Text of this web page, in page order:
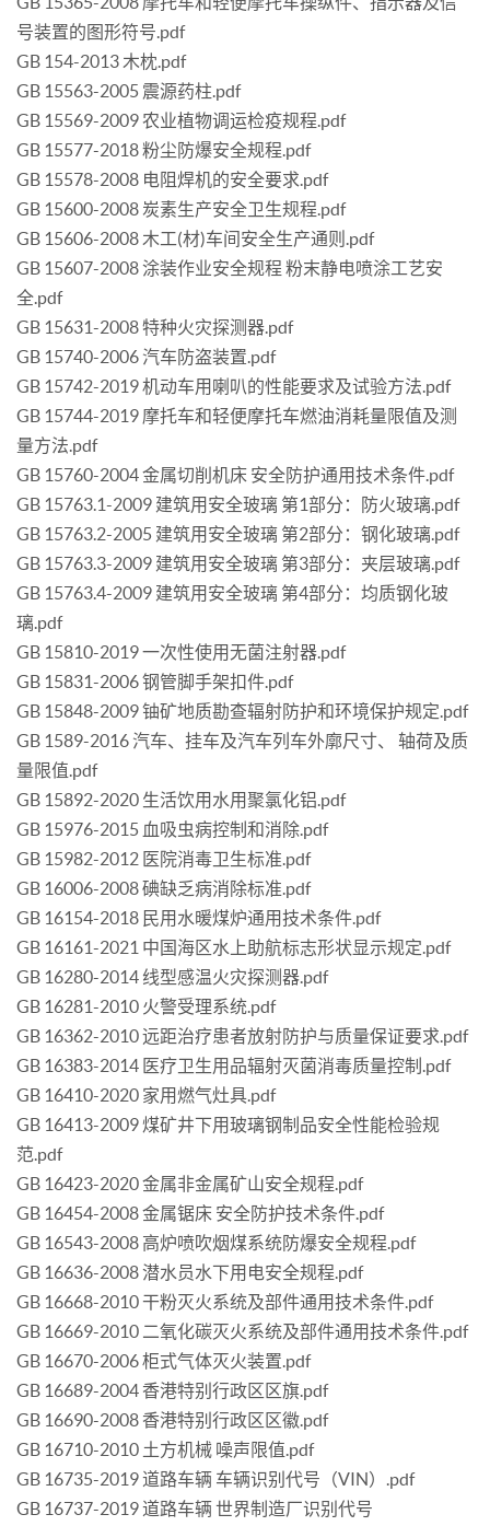
号装置的图形符号.pdf
GB 154-2013 木枕.pdf
GB 15563-2005 震源药柱.pdf
GB 15569-2009 农业植物调运检疫规程.pdf
GB 15577-2018 粉尘防爆安全规程.pdf
GB 15578-2008 电阻焊机的安全要求.pdf
GB 15600-2008 炭素生产安全卫生规程.pdf
GB 15606-2008 木工(材)车间安全生产通则.pdf
GB 15607-2008 涂装作业安全规程 粉末静电喷涂工艺安
全.pdf
GB 15631-2008 特种火灾探测器.pdf
GB 15740-2006 汽车防盗装置.pdf
GB 15742-2019 机动车用喇叭的性能要求及试验方法.pdf
GB 15744-2019 摩托车和轻便摩托车燃油消耗量限值及测
量方法.pdf
GB 15760-2004 金属切削机床 安全防护通用技术条件.pdf
GB 15763.1-2009 建筑用安全玻璃 第1部分：防火玻璃.pdf
GB 15763.2-2005 建筑用安全玻璃 第2部分：钢化玻璃.pdf
GB 15763.3-2009 建筑用安全玻璃 第3部分：夹层玻璃.pdf
GB 15763.4-2009 建筑用安全玻璃 第4部分：均质钢化玻
璃.pdf
GB 15810-2019 一次性使用无菌注射器.pdf
GB 15831-2006 钢管脚手架扣件.pdf
GB 15848-2009 铀矿地质勘查辐射防护和环境保护规定.pdf
GB 1589-2016 汽车、挂车及汽车列车外廓尺寸、 轴荷及质
量限值.pdf
GB 15892-2020 生活饮用水用聚氯化铝.pdf
GB 15976-2015 血吸虫病控制和消除.pdf
GB 15982-2012 医院消毒卫生标准.pdf
GB 16006-2008 碘缺乏病消除标准.pdf
GB 16154-2018 民用水暖煤炉通用技术条件.pdf
GB 16161-2021 中国海区水上助航标志形状显示规定.pdf
GB 16280-2014 线型感温火灾探测器.pdf
GB 16281-2010 火警受理系统.pdf
GB 16362-2010 远距治疗患者放射防护与质量保证要求.pdf
GB 16383-2014 医疗卫生用品辐射灭菌消毒质量控制.pdf
GB 16410-2020 家用燃气灶具.pdf
GB 16413-2009 煤矿井下用玻璃钢制品安全性能检验规
范.pdf
GB 16423-2020 金属非金属矿山安全规程.pdf
GB 16454-2008 金属锯床 安全防护技术条件.pdf
GB 16543-2008 高炉喷吹烟煤系统防爆安全规程.pdf
GB 16636-2008 潜水员水下用电安全规程.pdf
GB 16668-2010 干粉灭火系统及部件通用技术条件.pdf
GB 16669-2010 二氧化碳灭火系统及部件通用技术条件.pdf
GB 16670-2006 柜式气体灭火装置.pdf
GB 16689-2004 香港特别行政区区旗.pdf
GB 16690-2008 香港特别行政区区徽.pdf
GB 16710-2010 土方机械 噪声限值.pdf
GB 16735-2019 道路车辆 车辆识别代号（VIN）.pdf
GB 16737-2019 道路车辆 世界制造厂识别代号